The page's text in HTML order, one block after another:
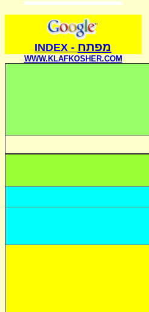
מפתח -
INDEX
WWW.KLAFKOSHER.COM